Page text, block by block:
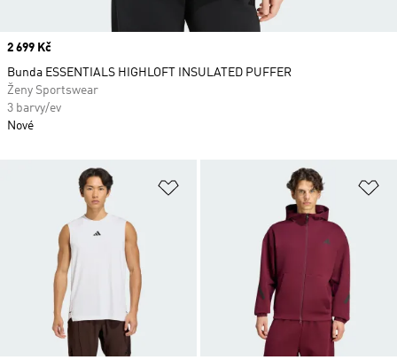
Přidat do seznamu přání
Price
2 699 Kč
Bunda ESSENTIALS HIGHLOFT INSULATED PUFFER
Ženy Sportswear
3 barvy/ev
Nové